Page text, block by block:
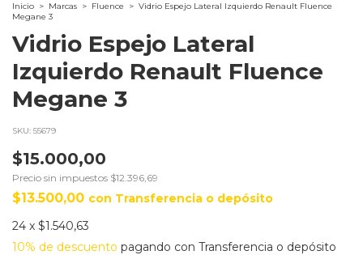
Inicio > Marcas > Fluence > Vidrio Espejo Lateral Izquierdo Renault Fluence
Megane 3
Vidrio Espejo Lateral
Izquierdo Renault Fluence
Megane 3
SKU: 55679
$15.000,00
Precio sin impuestos $12.396,69
$13.500,00 con Transferencia o depósito
24 x $1.540,63
10% de descuento pagando con Transferencia o depósito